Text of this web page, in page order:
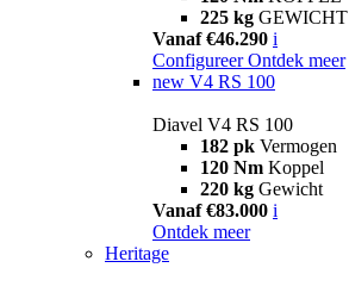
225 kg GEWICHT
Vanaf €46.290 i
Configureer Ontdek meer
new V4 RS 100
Diavel V4 RS 100
182 pk Vermogen
120 Nm Koppel
220 kg Gewicht
Vanaf €83.000 i
Ontdek meer
Heritage